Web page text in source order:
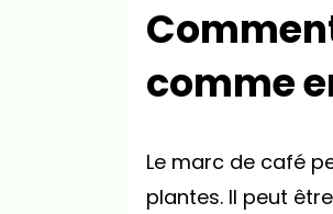
comme
Le marc de café
plantes. Il peut